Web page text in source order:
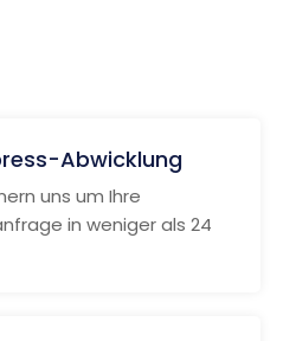
Abwicklung
uns um Ihre
in weniger als 24